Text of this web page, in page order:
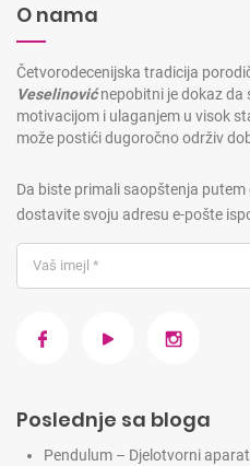
O nama
Četvorodecenijska tradicija
Veselinovićnepobitni je dokaz da
motivacijom i ulaganjem u visok
može postići dugoročno održiv
Da biste primali saopštenja
dostavite svoju adresu e-pošte
Poslednje sa bloga
Pendulum – Djelotvorni